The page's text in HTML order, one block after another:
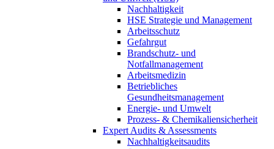
Nachhaltigkeit
HSE Strategie und Management
Arbeitsschutz
Gefahrgut
Brandschutz- und
Notfallmanagement
Arbeitsmedizin
Betriebliches
Gesundheitsmanagement
Energie- und Umwelt
Prozess- & Chemikaliensicherheit
Expert Audits & Assessments
Nachhaltigkeitsaudits